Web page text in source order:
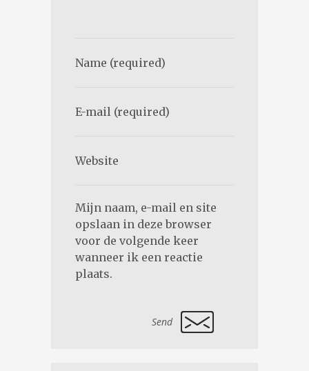
Mijn naam, e-mail en site
opslaan in deze browser
voor de volgende keer
wanneer ik een reactie
plaats.